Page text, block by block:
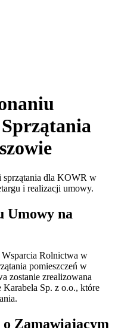
sprzątania dla KOWR w
i realizacji umowy.
Umowy na
Rolnictwa w
pomieszczeń w
zostanie zrealizowana
Sp. z o.o., które
Zamawiającym